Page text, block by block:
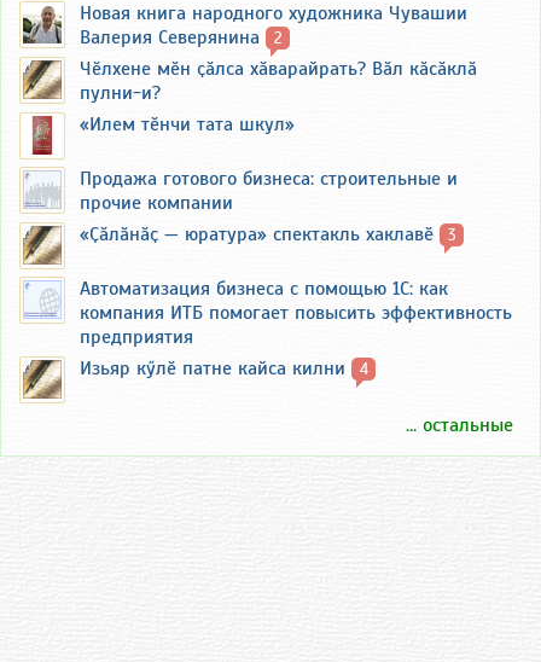
Новая книга народного художника Чувашии
Валерия Северянина
2
Чӗлхене мӗн ҫӑлса хӑварайрать? Вӑл кӑсӑклӑ
пулни-и?
«Илем тӗнчи тата шкул»
Продажа готового бизнеса: строительные и
прочие компании
«Ҫӑлӑнӑҫ — юратура» спектакль хаклавӗ
3
Автоматизация бизнеса с помощью 1С: как
компания ИТБ помогает повысить эффективность
предприятия
Изьяр кӳлӗ патне кайса килни
4
... остальные